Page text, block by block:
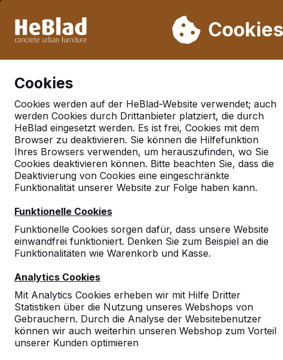
wir von Woche 31 bis Woche 33 nicht. Bitte
Cookies
Cookies
Cookies werden auf der HeBlad-Website verwendet; auch
werden Cookies durch Drittanbieter platziert, die durch
HeBlad eingesetzt werden. Es ist frei, Cookies mit dem
Browser zu deaktivieren. Sie können die Hilfefunktion
Ihres Browsers verwenden, um herauszufinden, wo Sie
Cookies deaktivieren können. Bitte beachten Sie, dass die
Deaktivierung von Cookies eine eingeschränkte
Funktionalität unserer Website zur Folge haben kann.
Funktionelle Cookies
Funktionelle Cookies sorgen dafür, dass unsere Website
einwandfrei funktioniert. Denken Sie zum Beispiel an die
Funktionalitäten wie Warenkorb und Kasse.
Analytics Cookies
Mit Analytics Cookies erheben wir mit Hilfe Dritter
Statistiken über die Nutzung unseres Webshops von
Gebrauchern. Durch die Analyse der Websitebenutzer
können wir auch weiterhin unseren Webshop zum Vorteil
unserer Kunden optimieren
Schon mehr als 30.000 Produkten verkauft
Schläger & Bälle